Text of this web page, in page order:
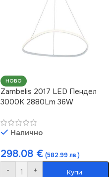
НОВО
Zambelis 2017 LED Пендел
3000K 2880Lm 36W
Налично
298.08 € (582.99 лв.)
- + Купи